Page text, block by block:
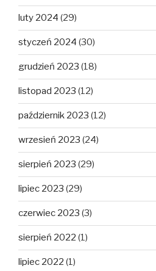
luty 2024 (29)
styczeń 2024 (30)
grudzień 2023 (18)
listopad 2023 (12)
październik 2023 (12)
wrzesień 2023 (24)
sierpień 2023 (29)
lipiec 2023 (29)
czerwiec 2023 (3)
sierpień 2022 (1)
lipiec 2022 (1)